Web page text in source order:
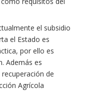
el subsidio
el Estado es
por ello es
Además es
de
Agrícola